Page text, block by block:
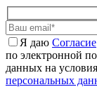
Я даю Cогласие
по электронной
данных на
персональных